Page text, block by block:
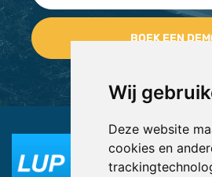
Wij
Deze website
cookies en